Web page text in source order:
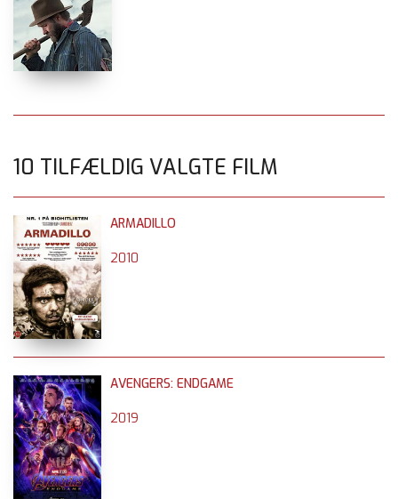
10 TILFÆLDIG VALGTE FILM
ARMADILLO
2010
AVENGERS: ENDGAME
2019